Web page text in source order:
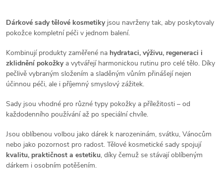
ů
t
ů
v
l
á
d
a
c
í
p
Dárkové sady tělové kosmetikyjsou navrženy tak, aby poskytovaly
pokožce kompletní péči v jednom balení.
Kombinují produkty zaměřené na hydrataci, výživu, regeneraci i
zklidnění pokožkya vytvářejí harmonickou rutinu pro celé tělo. Díky
pečlivě vybraným složením a sladěným vůním přinášejí nejen
účinnou péči, ale i příjemný smyslový zážitek.
Sady jsou vhodné pro různé typy pokožky a příležitosti – od
každodenního používání až po speciální chvíle.
Jsou oblíbenou volbou jako dárek k narozeninám, svátku, Vánocům
nebo jako pozornost pro radost. Tělové kosmetické sady spojují
kvalitu, praktičnost a estetiku, díky čemuž se stávají oblíbeným
dárkem i osobním potěšením.